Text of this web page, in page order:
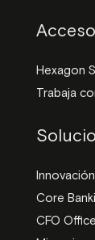
Hexagon
Trabaja
Core
CFO